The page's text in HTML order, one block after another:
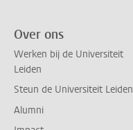
Over ons
Werken bij de Universiteit
Leiden
Steun de Universiteit Leiden
Alumni